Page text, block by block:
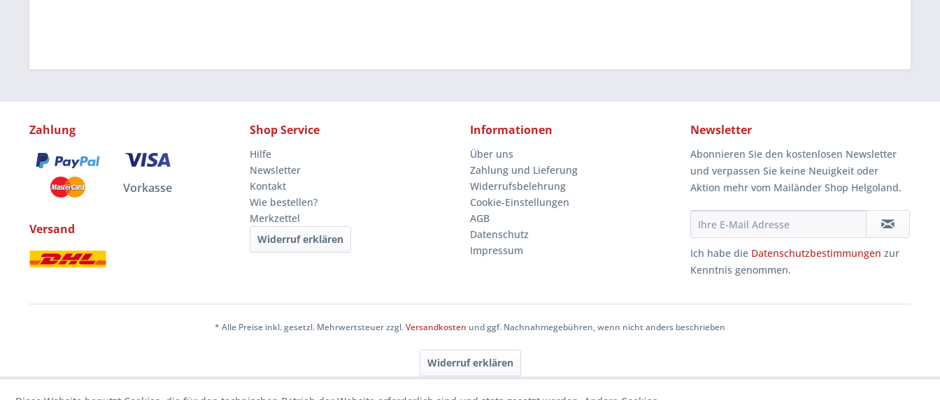
Zahlung
Vorkasse
Versand
Shop Service
Hilfe
Newsletter
Kontakt
Wie bestellen?
Merkzettel
Widerruf erklären
Informationen
Über uns
Zahlung und Lieferung
Widerrufsbelehrung
Cookie-Einstellungen
AGB
Datenschutz
Impressum
Newsletter
Abonnieren Sie den kostenlosen Newsletter
und verpassen Sie keine Neuigkeit oder
Aktion mehr vom Mailänder Shop Helgoland.
Ich habe die Datenschutzbestimmungen zur
Kenntnis genommen.
* Alle Preise inkl. gesetzl. Mehrwertsteuer zzgl.Versandkosten und ggf. Nachnahmegebühren, wenn nicht anders beschrieben
Widerruf erklären